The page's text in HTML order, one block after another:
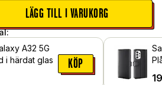
LÄGG TILL I VARUKORG
A32 5G
i härdat glas
KÖP